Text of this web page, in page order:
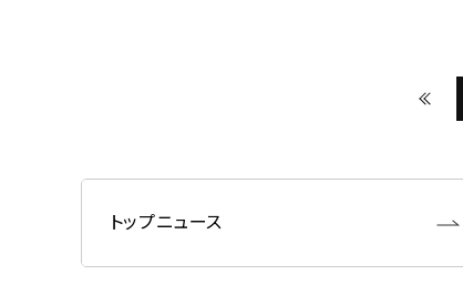
トップニュース